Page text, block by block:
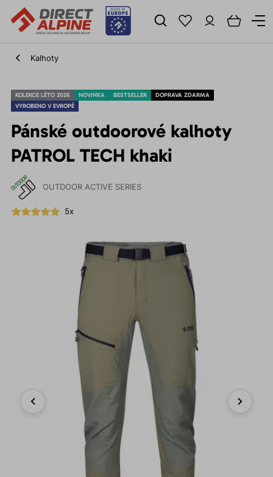
Kalhoty
KOLEKCE LÉTO 2026 NOVINKA BESTSELLER
DOPRAVA ZDARMA
VYROBENO V EVROPĚ
Pánské outdoorové kalhoty
PATROL TECH khaki
OUTDOOR ACTIVE SERIES
5x